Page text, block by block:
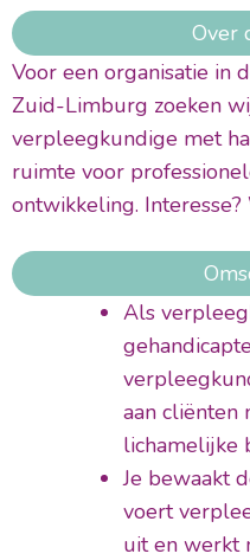
Over
Voor een organisatie in
Zuid-Limburg zoeken
verpleegkundige met
ruimte voor
ontwikkeling.
Als
aan cliënten
lichamelijke
Je bewaakt
voert
uit en werkt